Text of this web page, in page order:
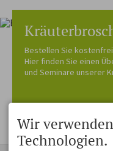
Bestellen Sie
Hier finden Sie einen
und Seminare unserer
Wir
Technologien.